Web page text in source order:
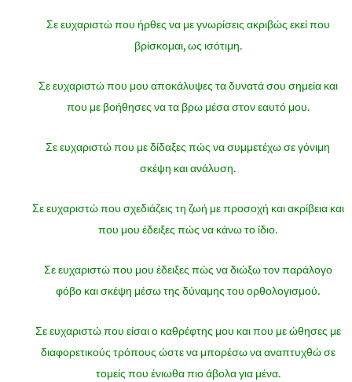
Σε ευχαριστώ που ήρθες να με γνωρίσεις ακριβώς εκεί που
βρίσκομαι, ως ισότιμη.
Σε ευχαριστώ που μου αποκάλυψες τα δυνατά σου σημεία και
που με βοήθησες να τα βρω μέσα στον εαυτό μου.
Σε ευχαριστώ που με δίδαξες πώς να συμμετέχω σε γόνιμη
σκέψη και ανάλυση.
Σε ευχαριστώ που σχεδιάζεις τη ζωή με προσοχή και ακρίβεια και
που μου έδειξες πώς να κάνω το ίδιο.
Σε ευχαριστώ που μου έδειξες πώς να διώξω τον παράλογο
φόβο και σκέψη μέσω της δύναμης του ορθολογισμού.
Σε ευχαριστώ που είσαι ο καθρέφτης μου και που με ώθησες με
διαφορετικούς τρόπους ώστε να μπορέσω να αναπτυχθώ σε
τομείς που ένιωθα πιο άβολα για μένα.